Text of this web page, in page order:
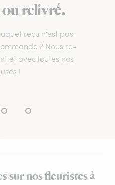
relivré.
reçu n’est pas
? Nous re-
et avec toutes nos
!
sur nos fleuristes à